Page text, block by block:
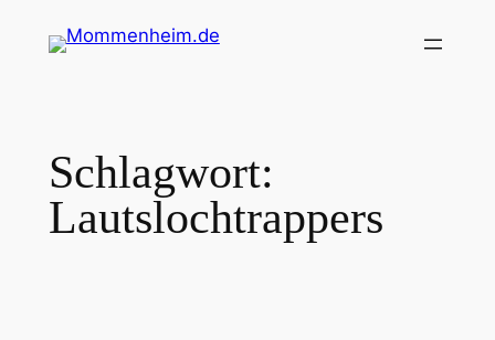
Inhalt
Schlagwort:
Lautslochtrappers